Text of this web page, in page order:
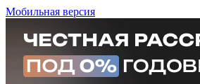
Мобильная версия